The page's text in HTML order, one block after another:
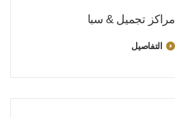
مراكز تجميل & سبا
التفاصيل